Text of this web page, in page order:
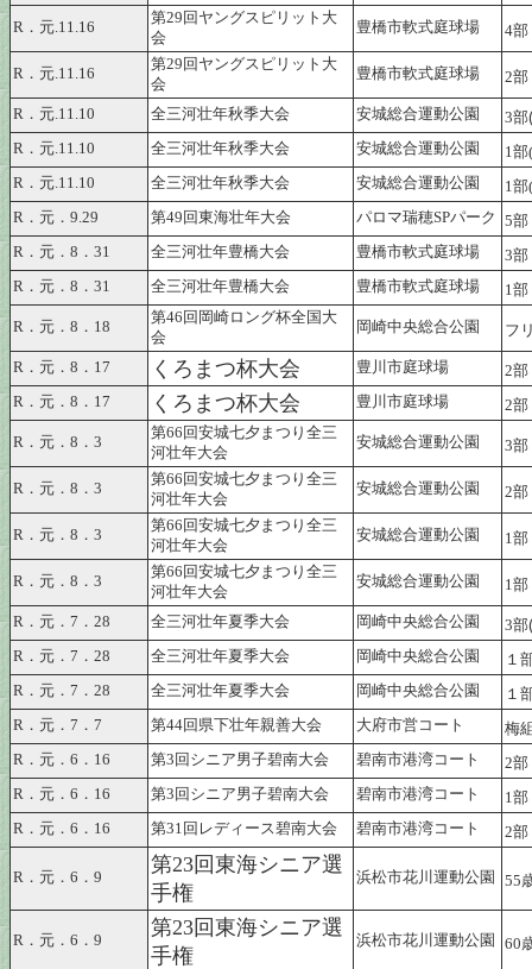
R．元.11.16
第29回ヤングスピリット大
会
豊橋市軟式庭球場 4
R．元.11.16
第29回ヤングスピリット大
会
豊橋市軟式庭球場 2
R．元.11.10 全三河壮年秋季大会 安城総合運動公園 3部
R．元.11.10 全三河壮年秋季大会 安城総合運動公園 1部
R．元.11.10 全三河壮年秋季大会 安城総合運動公園 1部
R．元．9.29 第49回東海壮年大会 パロマ瑞穂SPパーク 5部
R．元．8．31 全三河壮年豊橋大会 豊橋市軟式庭球場 3部
R．元．8．31 全三河壮年豊橋大会 豊橋市軟式庭球場 1
R．元．8．18
第46回岡崎ロング杯全国大
会
岡崎中央総合公園 フ
R．元．8．17 くろまつ杯大会 豊川市庭球場
2
R．元．8．17
くろまつ杯大会 豊川市庭球場 2
R．元．8．3
第66回安城七夕まつり全三
河壮年大会
安城総合運動公園 3部
R．元．8．3
第66回安城七夕まつり全三
河壮年大会
安城総合運動公園 2
R．元．8．3
第66回安城七夕まつり全三
河壮年大会
安城総合運動公園 1
R．元．8．3
第66回安城七夕まつり全三
河壮年大会
安城総合運動公園 1
R．元．7．28 全三河壮年夏季大会 岡崎中央総合公園 3部
R．元．7．28 全三河壮年夏季大会 岡崎中央総合公園 １
R．元．7．28 全三河壮年夏季大会 岡崎中央総合公園 １
R．元．7．7 第44回県下壮年親善大会 大府市営コート 梅
R．元．6．16 第3回シニア男子碧南大会 碧南市港湾コート
2
R．元．6．16
第3回シニア男子碧南大会 碧南市港湾コート
1
R．元．6．16
第31回レディース碧南大会 碧南市港湾コート 2
R．元．6．9
第23回東海シニア選
手権
浜松市花川運動公園 55
R．元．6．9
第23回東海シニア選
手権
浜松市花川運動公園 60